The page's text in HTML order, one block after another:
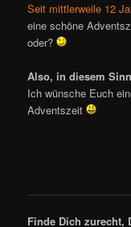
Seit mittlerweile 12
eine schöne
oder?
Also, in diesem
Ich wünsche Euch
Adventszeit
Finde Dich zurecht,